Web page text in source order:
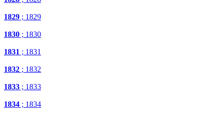
1829 ; 1829
1830 ; 1830
1831 ; 1831
1832 ; 1832
1833 ; 1833
1834 ; 1834